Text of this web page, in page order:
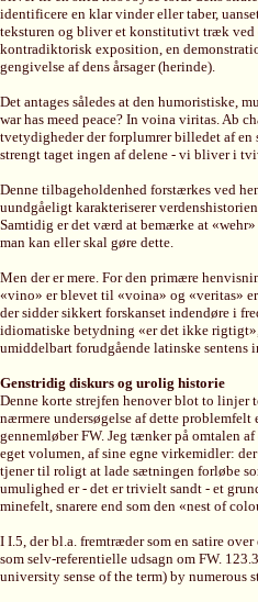
identificere en klar vinder eller taber,
teksturen og bliver et konstitutivt træk ved
kontradiktorisk exposition, en
gengivelse af dens årsager (herinde).
Det antages således at den humoristiske,
war has meed peace? In voina viritas. Ab
tvetydigheder der forplumrer billedet af en
strengt taget ingen af delene - vi bliver i
Denne tilbageholdenhed forstærkes ved
uundgåeligt karakteriserer
Samtidig er det værd at bemærke at
man kan eller skal gøre dette.
Men der er mere. For den primære
«vino» er blevet til «voina» og «veritas»
der sidder sikkert forskanset indendøre i
idiomatiske betydning «er det ikke
umiddelbart forudgående latinske
Genstridig diskurs og urolig historie
Denne korte strejfen henover blot to linjer
nærmere undersøgelse af dette
gennemløber FW. Jeg tænker på omtalen
eget volumen, af sine egne virkemidler:
tjener til roligt at lade sætningen forløbe
umulighed er - det er trivielt sandt - et
minefelt, snarere end som den «nest of
I I.5, der bl.a. fremtræder som en satire
som selv-referentielle udsagn om FW.
university sense of the term) by numerous